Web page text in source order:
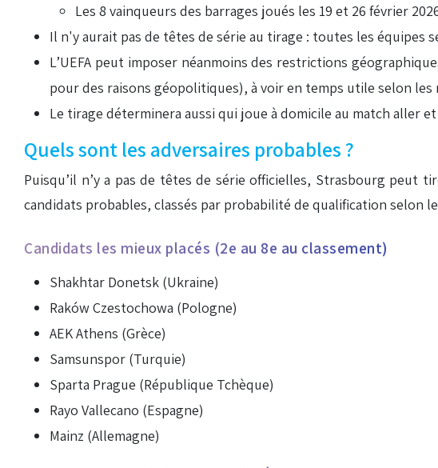
Les 8 vainqueurs des barrages joués les 19 et 26 février
Il n'y aurait pas de têtes de série au tirage : toutes les équipes
L’UEFA peut imposer néanmoins des restrictions
pour des raisons géopolitiques), à voir en temps utile selon les
Le tirage déterminera aussi qui joue à domicile au match aller
Quels sont les adversaires probables ?
Puisqu’il n’y a pas de têtes de série officielles, Strasbourg peut
candidats probables, classés par probabilité de qualification selon
Candidats les mieux placés (2e au 8e au classement)
Shakhtar Donetsk (Ukraine)
Raków Czestochowa (Pologne)
AEK Athens (Grèce)
Samsunspor (Turquie)
Sparta Prague (République Tchèque)
Rayo Vallecano (Espagne)
Mainz (Allemagne)